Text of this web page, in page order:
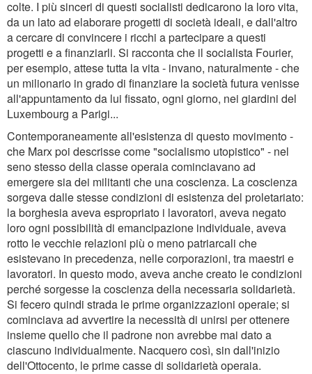
colte. I più sinceri di questi socialisti dedicarono la loro vita,
da un lato ad elaborare progetti di società ideali, e dall'altro
a cercare di convincere i ricchi a partecipare a questi
progetti e a finanziarli. Si racconta che il socialista Fourier,
per esempio, attese tutta la vita - invano, naturalmente - che
un milionario in grado di finanziare la società futura venisse
all'appuntamento da lui fissato, ogni giorno, nei giardini del
Luxembourg a Parigi...
Contemporaneamente all'esistenza di questo movimento -
che Marx poi descrisse come "socialismo utopistico" - nel
seno stesso della classe operaia cominciavano ad
emergere sia dei militanti che una coscienza. La coscienza
sorgeva dalle stesse condizioni di esistenza del proletariato:
la borghesia aveva espropriato i lavoratori, aveva negato
loro ogni possibilità di emancipazione individuale, aveva
rotto le vecchie relazioni più o meno patriarcali che
esistevano in precedenza, nelle corporazioni, tra maestri e
lavoratori. In questo modo, aveva anche creato le condizioni
perché sorgesse la coscienza della necessaria solidarietà.
Si fecero quindi strada le prime organizzazioni operaie; si
cominciava ad avvertire la necessità di unirsi per ottenere
insieme quello che il padrone non avrebbe mai dato a
ciascuno individualmente. Nacquero così, sin dall'inizio
dell'Ottocento, le prime casse di solidarietà operaia.